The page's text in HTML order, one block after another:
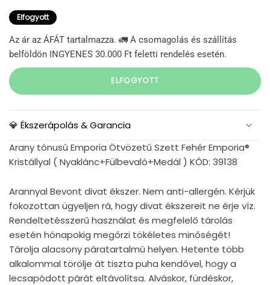
Elfogyott
Az ár az ÁFÁT tartalmazza. 🚛 A csomagolás és szállítás
belföldön INGYENES 30.000 Ft feletti rendelés esetén.
ELFOGYOTT
💎 Ékszerápolás & Garancia
Arany tónusú Emporia Ötvözetű Szett Fehér Emporia®
Kristállyal ( Nyaklánc+Fülbevaló+Medál ) KÓD: 39138
Arannyal Bevont divat ékszer. Nem anti-allergén. Kérjük
fokozottan ügyeljen rá, hogy divat ékszereit ne érje víz.
Rendeltetésszerű használat és megfelelő tárolás
esetén hónapokig megőrzi tökéletes minőségét!
Tárolja alacsony páratartalmú helyen. Hetente több
alkalommal törölje át tiszta puha kendővel, hogy a
lecsapódott párát eltávolítsa. Alváskor, fürdéskor,